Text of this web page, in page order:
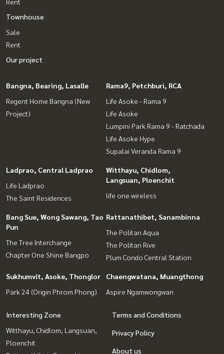
Townhouse
Sale
Rent
Our project
Bangna, Bearing, Lasalle
Regent Home Bangna (New
Project)
Rama9, Petchburi, RCA
Life Asoke - Rama 9
Life Asoke
Lumpini Park Rama 9 - Ratchada
Life Asoke Hype
Supalai Veranda Rama 9
Ladprao, Central Ladprao
Life Ladprao
The Saint Residences
Witthayu, Chidlom,
Langsuan, Ploenchit
life one wireless
Bang Sue, Wong Sawang, Tao
Pun
The Tree Interchange
Chapter One Shine Bangpo
Rattanathibet, Sanambinna
The Politan Aqua
The Politan Rive
Plum Condo Central Station
Sukhumvit, Asoke, Thonglor
Park 24 (Origin Phrom Phong)
Chaengwatana, Muangthong
Aspire Ngamwongwan
Interesting Zone
Witthayu, Chidlom, Langsuan,
Ploenchit
Terms and Conditions
Privacy Policy
About us